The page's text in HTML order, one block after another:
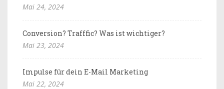
Mai 24, 2024
Conversion? Trafffic? Was ist wichtiger?
Mai 23, 2024
Impulse für dein E-Mail Marketing
Mai 22, 2024